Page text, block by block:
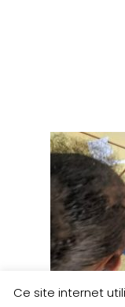
Ce site internet